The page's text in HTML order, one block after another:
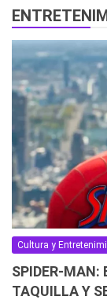
Cultura y
SPIDER-MAN:
TAQUILLA Y